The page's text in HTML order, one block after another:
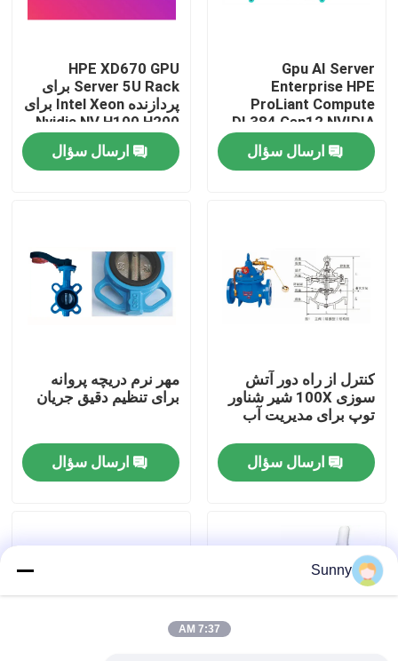
خونه
ویدیو
درباره ما
تور کارخانه
کنترل کیفیت
با ما تماس بگیرید
درخواست نقل قول
خدمات حمل و نقل بین المللی
Gpu AI Server
Enterprise HPE
ProLiant Compute
DL384 Gen12 NVIDIA
GH200 NVL2 Free
Compute Private
Cloud Rack نصب شده
ارسال سؤال
HPE XD670 GPU
Server 5U Rack برای
پردازنده Intel Xeon برای
Nvidia NV H100 H200
H800 PCIE/SXM Nvlink
AI Supercomputing
Case
ارسال سؤال
کنترل از راه دور آتش
سوزی 100X شیر شناور
توپ برای مدیریت آب
ارسال سؤال
مهر نرم دریچه پروانه
برای تنظیم دقیق جریان
ارسال سؤال
Sunny
7:37 AM